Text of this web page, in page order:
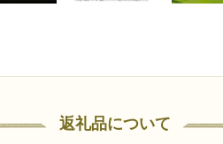
返礼品について